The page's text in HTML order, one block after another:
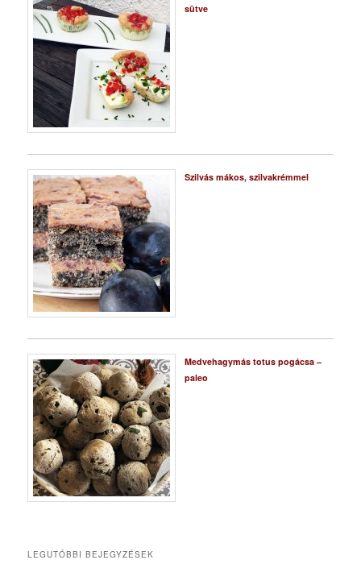
sütve
Szilvás mákos, szilvakrémmel
Medvehagymás totus pogácsa –
paleo
LEGUTÓBBI BEJEGYZÉSEK